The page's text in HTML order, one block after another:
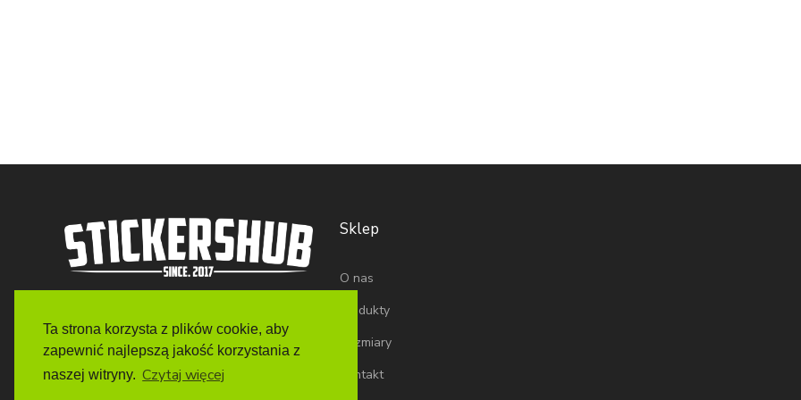
Sklep
O nas
Produkty
Rozmiary
Kontakt
Ta strona korzysta z plików cookie, aby
zapewnić najlepszą jakość korzystania z
naszej witryny. Czytaj więcej